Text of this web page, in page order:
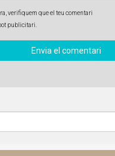
verifiquem que el teu comentari
publicitari.